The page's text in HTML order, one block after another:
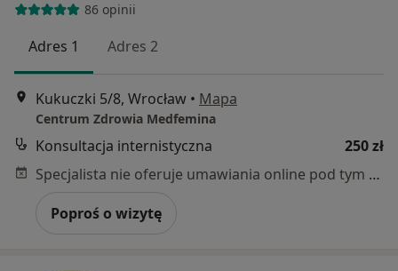
86 opinii
Adres 1 Adres 2
Kukuczki 5/8, Wrocław • Mapa
Centrum Zdrowia Medfemina
Konsultacja internistyczna
250 zł
Specjalista nie oferuje umawiania online pod tym adresem.
Poproś o wizytę